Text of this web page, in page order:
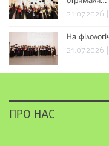
21.07.2026
На
21.07.2026
ПРО НАС